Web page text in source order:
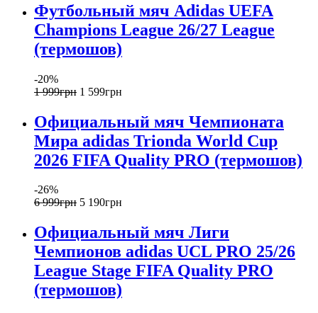
Футбольный мяч Adidas UEFA
Champions League 26/27 League
(термошов)
-20%
1 999грн 1 599грн
Официальный мяч Чемпионата
Мира adidas Trionda World Cup
2026 FIFA Quality PRO (термошов)
-26%
6 999грн 5 190грн
Официальный мяч Лиги
Чемпионов adidas UCL PRO 25/26
League Stage FIFA Quality PRO
(термошов)